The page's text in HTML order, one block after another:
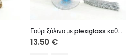
Γούρι ξύλινο με plexiglass καθρέφτη μπλε 15 cm
13.50 €